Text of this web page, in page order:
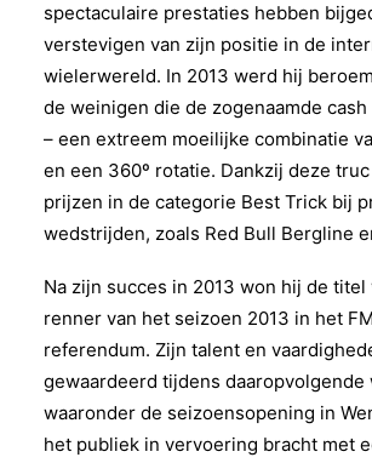
spectaculaire prestaties hebben
verstevigen van zijn positie in de
wielerwereld. In 2013 werd hij
de weinigen die de zogenaamde
– een extreem moeilijke combinatie
en een 360º rotatie. Dankzij deze
prijzen in de categorie Best Trick bij
wedstrijden, zoals Red Bull Bergline
Na zijn succes in 2013 won hij de titel
renner van het seizoen 2013 in het
referendum. Zijn talent en
gewaardeerd tijdens daaropvolgende
waaronder de seizoensopening in
het publiek in vervoering bracht met